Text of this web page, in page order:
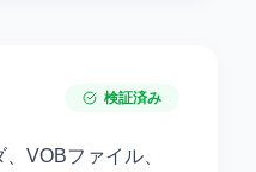
検証済み
VOBファイル、